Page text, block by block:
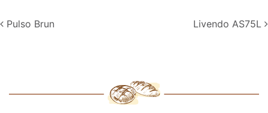
Navigation
Pulso Brun Livendo AS75L